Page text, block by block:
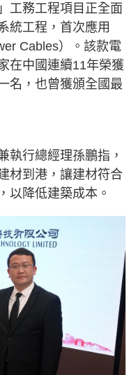
工務工程項目正全面
統工程，首次應用
Cables）。該款電
在中國連續11年榮獲
名，也曾獲頒全國最
執行總經理孫鵬指，
材到港，讓建材符合
以降低建築成本。